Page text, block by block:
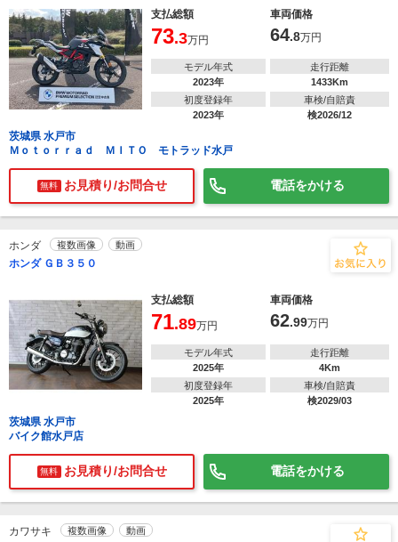
支払総額
車両価格
73.3万円 64.8万円
モデル年式
2023年
走行距離
1433Km
初度登録年
2023年
車検/自賠責
検2026/12
茨城県 水戸市
Ｍｏｔｏｒｒａｄ ＭＩＴＯ モトラッド水戸
無料 お見積り/お問合せ 電話をかける
ホンダ 複数画像 動画
ホンダ ＧＢ３５０
支払総額 車両価格
71.89万円 62.99万円
モデル年式
2025年
走行距離
4Km
初度登録年
2025年
車検/自賠責
検2029/03
茨城県 水戸市
バイク館水戸店
無料 お見積り/お問合せ 電話をかける
カワサキ 複数画像 動画